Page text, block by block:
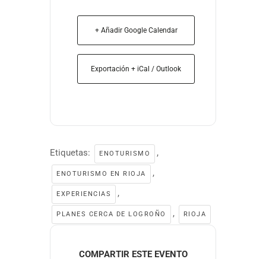
+ Añadir Google Calendar
Exportación + iCal / Outlook
Etiquetas: ENOTURISMO ,
ENOTURISMO EN RIOJA ,
EXPERIENCIAS ,
PLANES CERCA DE LOGROÑO , RIOJA
COMPARTIR ESTE EVENTO